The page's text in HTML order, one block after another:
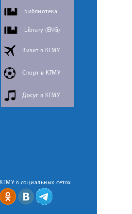
Библиотека
Library (ENG)
Визит в КГМУ
Спорт в КГМУ
Досуг в КГМУ
КГМУ в социальных сетях